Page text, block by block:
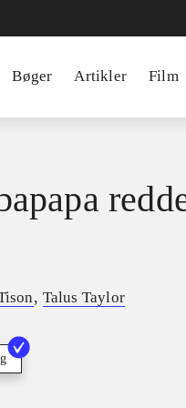
Bøger Artikler Film
, Talus Taylor